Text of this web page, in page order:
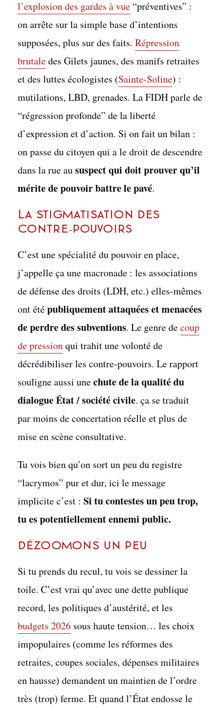
l’explosion des gardes à vue“préventives” :
on arrête sur la simple base d’intentions
supposées, plus sur des faits. Répression
brutaledes Gilets jaunes, des manifs retraites
et des luttes écologistes (Sainte-Soline) :
mutilations, LBD, grenades. La FIDH parle de
“régression profonde” de la liberté
d’expression et d’action. Si on fait un bilan :
on passe du citoyen qui a le droit de descendre
dans la rue aususpect qui doit prouver qu’il
mérite de pouvoir battre le pavé.
La Stigmatisation des
contre-pouvoirs
C’est une spécialité du pouvoir en place,
j’appelle ça une macronade : les associations
de défense des droits (LDH, etc.) elles-mêmes
ont étépubliquement attaquées et menacées
de perdre des subventions. Le genre decoup
de pressionqui trahit une volonté de
décrédibiliser les contre-pouvoirs. Le rapport
souligne aussi unechute de la qualité du
dialogue État / société civile. ça se traduit
par moins de concertation réelle et plus de
mise en scène consultative.
Tu vois bien qu’on sort un peu du registre
“lacrymos” pur et dur, ici le message
implicite c’est : Si tu contestes un peu trop,
tu es potentiellement ennemi public.
Dézoomons un peu
Si tu prends du recul, tu vois se dessiner la
toile. C’est vrai qu’avec une dette publique
record, les politiques d’austérité, et les
budgets 2026sous haute tension… les choix
impopulaires (comme les réformes des
retraites, coupes sociales, dépenses militaires
en hausse) demandent un maintien de l’ordre
très (trop) ferme. Et quand l’État endosse le